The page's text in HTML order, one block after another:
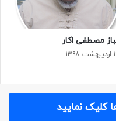
مصطفی اکار
۱۳۹۸
کلیک نمایید